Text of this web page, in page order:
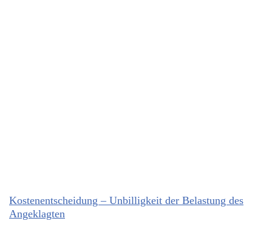
Kostenentscheidung – Unbilligkeit der Belastung des
Angeklagten